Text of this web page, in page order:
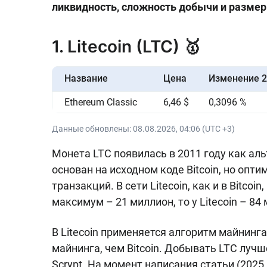
ликвидность, сложность добычи и
1. Litecoin (LTC) 🥇
Название Цена Изменение
Ethereum Classic 6,46 $ 0,3096 %
Данные обновлены:08.08.2026, 04:06 (UTC +3)
Монета LTC появилась в 2011 году как
основан на исходном коде Bitcoin, но
транзакций. В сети Litecoin, как и в
максимум – 21 миллион, то у Litecoin – 84
В Litecoin применяется алгоритм
майнинга, чем Bitcoin. Добывать LTC
Scrypt. На момент написания статьи (2025